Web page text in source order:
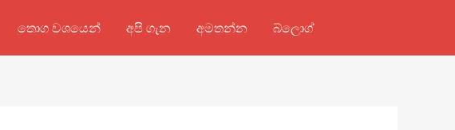
තොග වශයෙන් අපි ගැන අමතන්න බ්ලොග්